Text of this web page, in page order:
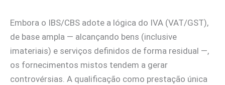
Embora o IBS/CBS adote a lógica do IVA (VAT/GST),
de base ampla — alcançando bens (inclusive
imateriais) e serviços definidos de forma residual —,
os fornecimentos mistos tendem a gerar
controvérsias. A qualificação como prestação única